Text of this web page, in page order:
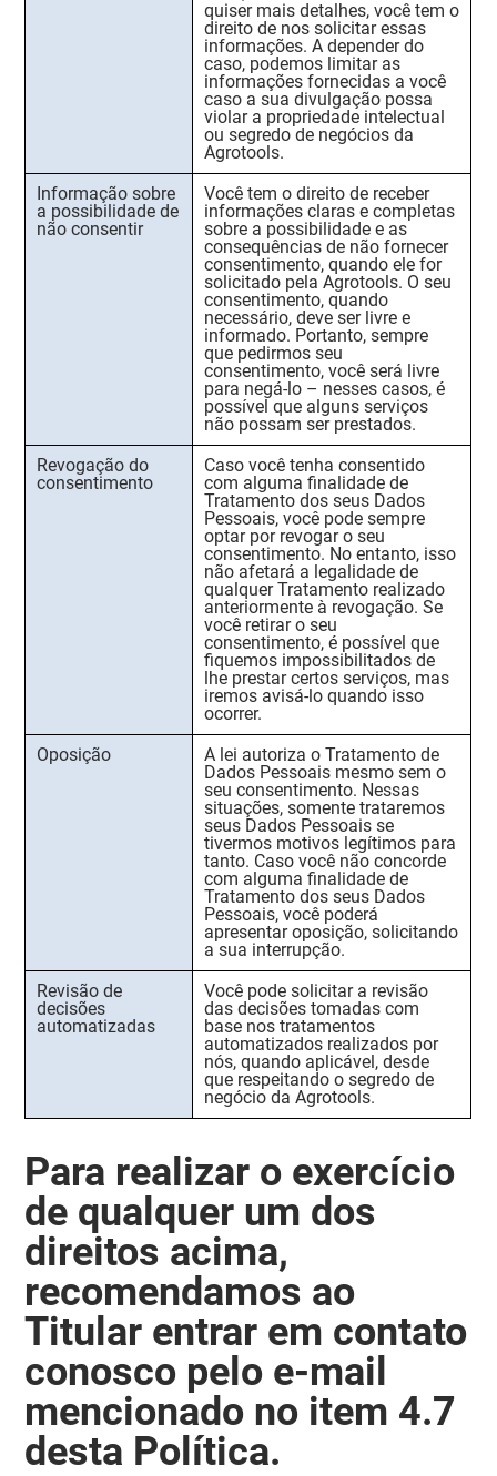
quiser mais detalhes, você tem o
direito de nos solicitar essas
informações. A depender do
caso, podemos limitar as
informações fornecidas a você
caso a sua divulgação possa
violar a propriedade intelectual
ou segredo de negócios da
Agrotools.
Informação sobre
a possibilidade de
não consentir
Você tem o direito de receber
informações claras e completas
sobre a possibilidade e as
consequências de não fornecer
consentimento, quando ele for
solicitado pela Agrotools. O seu
consentimento, quando
necessário, deve ser livre e
informado. Portanto, sempre
que pedirmos seu
consentimento, você será livre
para negá-lo – nesses casos, é
possível que alguns serviços
não possam ser prestados.
Revogação do
consentimento
Caso você tenha consentido
com alguma finalidade de
Tratamento dos seus Dados
Pessoais, você pode sempre
optar por revogar o seu
consentimento. No entanto, isso
não afetará a legalidade de
qualquer Tratamento realizado
anteriormente à revogação. Se
você retirar o seu
consentimento, é possível que
fiquemos impossibilitados de
lhe prestar certos serviços, mas
iremos avisá-lo quando isso
ocorrer.
Oposição
A lei autoriza o Tratamento de
Dados Pessoais mesmo sem o
seu consentimento. Nessas
situações, somente trataremos
seus Dados Pessoais se
tivermos motivos legítimos para
tanto. Caso você não concorde
com alguma finalidade de
Tratamento dos seus Dados
Pessoais, você poderá
apresentar oposição, solicitando
a sua interrupção.
Revisão de
decisões
automatizadas
Você pode solicitar a revisão
das decisões tomadas com
base nos tratamentos
automatizados realizados por
nós, quando aplicável, desde
que respeitando o segredo de
negócio da Agrotools.
Para realizar o exercício
de qualquer um dos
direitos acima,
recomendamos ao
Titular entrar em contato
conosco pelo e-mail
mencionado no item 4.7
desta Política.